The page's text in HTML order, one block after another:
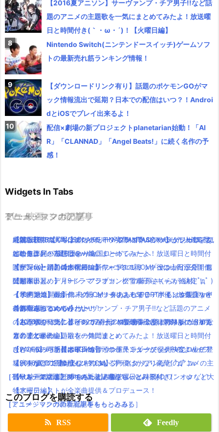
【2016夏アニソン】サーヴァンプ・チア男子!!など話
題のアニメの主題歌を一気にまとめてみたよ！放送曜
日と時間付き(｀・ω・´)！【火曜日編】
Nintendo Switch(ニンテンドースイッチ)ゲームソフ
トの最新売れ筋ランキング情報！
【ダウンロードリンク有り】話題のポケモンGOがマ
ック情報流出で延期？日本での配信はいつ？！Androi
dとiOSでプレイ出来るよ！
配信×劇場の新プロジェクトplanetarian始動！「AI
R」「CLANNAD」「Angel Beats!」に続く名作の予
感！
Widgets In Tabs
TV・映画
劇場版FF15【KINGSGLAIVE FINAL FANTASY XV】がフルCG長
編映像作品が7月9日より全国ロードショーへ
【サンバーイ】dポイントポインコ冬の新CM「サンバイ三唱」篇
公開！
【ポインコ】dポイント新CM！春あふれるチアポインコ集合！中
条あやみちゃんもかわいい！
【パパパのパァ】ポインコ7月新CM登場！今度はお祭りでポイン
コ音頭でかわいい浴衣の仲間達と♪
【パパパのパァ】ポインコ音頭の長尺ミュージックPVでロッチ登
場(｀・ω・´)!【dポイントCM】
［TV・映画の新着記事をもっとみる］
ゲーム・スマホアプリ
絶賛上映中の「キングスグレイブ ファイナルファンタジー15」気
になる評判・感想は？
闇が深いと話題のポケモン新キャラ！ミミッキュのうたが公開！
闇が深い….
【予約開始】最新作『グランツーリスモSPORT』もはや現実ww
首都高走れるwww
【もうすぐ発売！】FF12リメイクの新映像公開！PS4版の追加要
素のまとめ！
【WOFF】FF新作はトンベリ・サボテンダーがしゃべるよwイフ
リートなどの召喚獣も！気になる声優はかなり豪華( ﾟдﾟ )w
［ゲーム・スマホアプリの新着記事をもっとみる］
アニメ・マンガの記事
【朗報】銀魂実写は嘘だった！？実際に問い合わせした人達をま
とめたよ(｀・ω・´)wwww
【実写化】鋼の錬金術師エドワードエルリック役は山田涼介！他
にも本田翼、ディーン・フジオカ、松雪泰子らキャスト決定！
【10月放送開始】終末のイゼッタのあらすじ・声優・放送日など
の情報をまとめてみたよ！
【2016夏アニソン】バッテリー・ダンガンロンパ３・レガリアな
どのアニメの主題歌を一気にまとめてみたよ！放送曜日と時間付
き(｀・ω・´)！【木曜日編】
【2016夏アニソン】ツキウタ。プラネタリアンなどのアニメの主
題歌を一気にまとめてみたよ！放送曜日と時間付き(｀・ω・´)！
【水曜日編】
［アニメ・マンガの新着記事をもっとみる］
ミュージックの記事
【2016夏アニソン】バッテリー・ダンガンロンパ３・レガリアな
どのアニメの主題歌を一気にまとめてみたよ！放送曜日と時間付
き(｀・ω・´)！【木曜日編】
【動画まとめ】月9ドラマ”ラブソング”の藤原さくらが逸材( ﾟдﾟ )
イイ声！！
【2016夏アニソン】サーヴァンプ・チア男子!!など話題のアニメ
の主題歌を一気にまとめてみたよ！放送曜日と時間付き(｀・ω・
´)！【火曜日編】
ひとりぼっち惑星のBGMがサウンドトラックで発売決定！生ピア
ノ演奏がCDで聴けるよ(｀・ω・´)
【Mステで話題】Aimer(エメ)の新アルバム！RAD,ワンオクなど大
物アーティストが全楽曲提供＆プロデュース！
［ミュージックの新着記事をもっとみる］
このブログを購読する
RSS Feedly